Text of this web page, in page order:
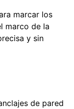
marcar los
marco de la
y sin
de pared